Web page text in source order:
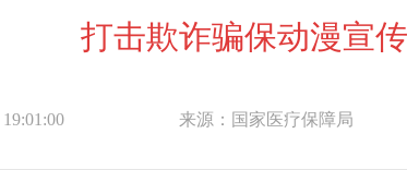
打击欺诈骗保动漫宣
来源： 国家医疗保障局